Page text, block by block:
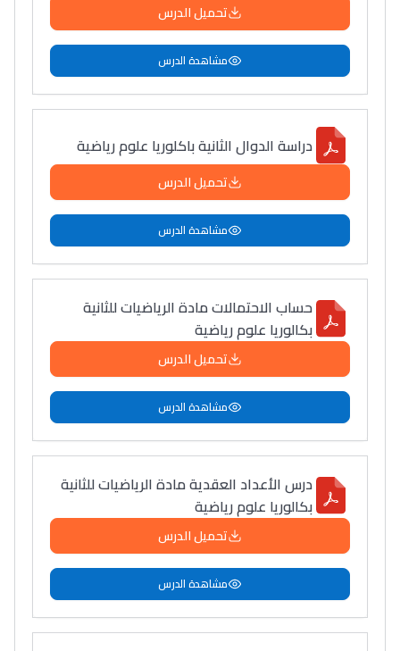
تحميل الدرس
مشاهدة الدرس
دراسة الدوال الثانية باكلوريا علوم رياضية
تحميل الدرس
مشاهدة الدرس
حساب الاحتمالات مادة الرياضيات للثانية
بكالوريا علوم رياضية
تحميل الدرس
مشاهدة الدرس
درس الأعداد العقدية مادة الرياضيات للثانية
بكالوريا علوم رياضية
تحميل الدرس
مشاهدة الدرس